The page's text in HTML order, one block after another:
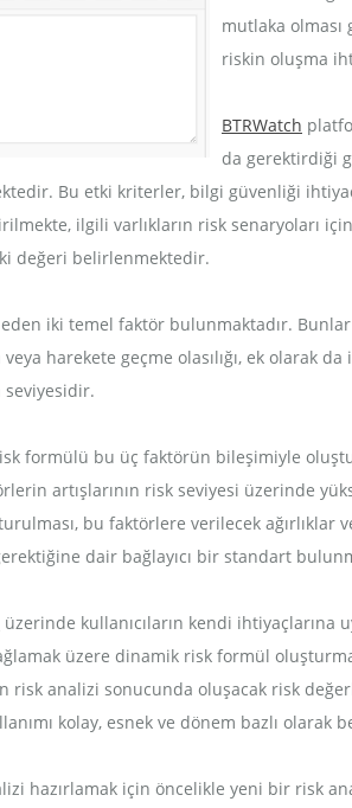
mutlaka olması
riskin oluşma
BTRWatch
da gerektirdiği
Bu etki kriterler, bilgi güvenliği
ilgili varlıkların risk senaryoları
değeri belirlenmektedir.
eden iki temel faktör bulunmaktadır.
harekete geçme olasılığı, ek olarak
seviyesidir.
formülü bu üç faktörün bileşimiyle
artışlarının risk seviyesi üzerinde
bu faktörlere verilecek ağırlıklar
dair bağlayıcı bir standart
üzerinde kullanıcıların kendi
üzere dinamik risk formül
risk analizi sonucunda oluşacak risk
kolay, esnek ve dönem bazlı olarak
hazırlamak için öncelikle yeni bir risk